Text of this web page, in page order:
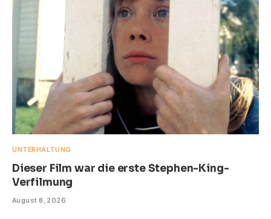
UNTERHALTUNG
Dieser Film war die erste Stephen-King-
Verfilmung
August 8, 2026